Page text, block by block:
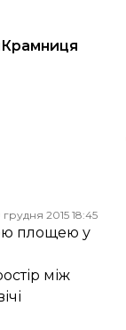
Крамниця
грудня 2015 18:45
площею у
між